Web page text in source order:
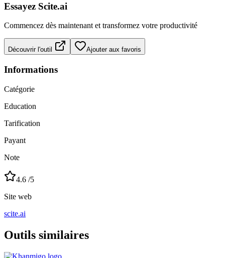
Essayez Scite.ai
Commencez dès maintenant et transformez votre productivité
Découvrir l'outil Ajouter aux favoris
Informations
Catégorie
Education
Tarification
Payant
Note
4.6 /5
Site web
scite.ai
Outils similaires